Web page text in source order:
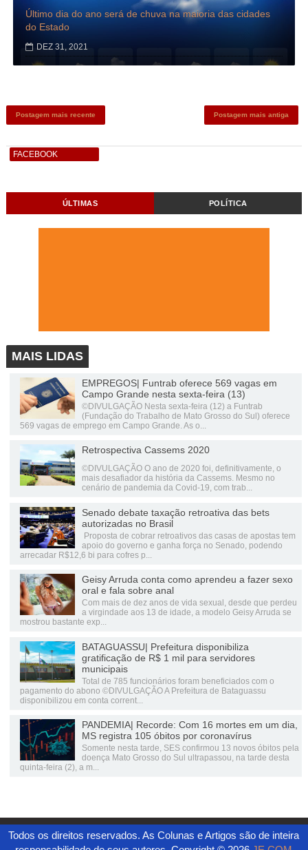
Último dia do ano será de chuva na maioria das cidades
do Estado
DEZ 31, 2021
Postagem mais recente Postagem mais antiga
FACEBOOK
ÚLTIMAS POLÍTICA
MAIS LIDAS
EMPREGOS| Funtrab oferece 569 vagas em
Campo Grande nesta sexta-feira (13)
©DIVULGAÇÃO Nesta sexta-feira (12) a Funtrab
(Fundação do Trabalho de Mato Grosso do Sul) oferece
569 vagas de emprego em Campo Grande. As o...
Retrospectiva Cassems 2020
©DIVULGAÇÃO O ano de 2020 foi, definitivamente, o
mais desafiador da história da Cassems. Mesmo no
cenário de pandemia da Covid-19, com trab...
Senado debate taxação retroativa das bets
autorizadas no Brasil
Proposta de cobrar retroativos das casas de apostas tem
apoio do governo e ganha força no Senado, podendo
arrecadar R$12,6 bi para cofres p...
Geisy Arruda conta como aprendeu a fazer sexo
oral e fala sobre anal
Com mais de dez anos de vida sexual, desde que perdeu
a virgindade aos 13 de idade, a modelo Geisy Arruda se
mostrou bastante exp...
BATAGUASSU| Prefeitura disponibiliza
gratificação de R$ 1 mil para servidores
municipais
Total de 785 funcionários foram beneficiados com o
pagamento do abono ©DIVULGAÇÃO A Prefeitura de Bataguassu
disponibilizou em conta corrent...
PANDEMIA| Recorde: Com 16 mortes em um dia,
MS registra 105 óbitos por coronavírus
Somente nesta tarde, SES confirmou 13 novos óbitos pela
doença Mato Grosso do Sul ultrapassou, na tarde desta
quinta-feira (2), a m...
Todos os direitos reservados. As Colunas e Artigos são de inteira